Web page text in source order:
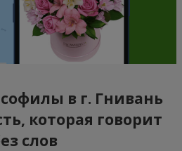
в г. Гнивань
которая говорит
слов